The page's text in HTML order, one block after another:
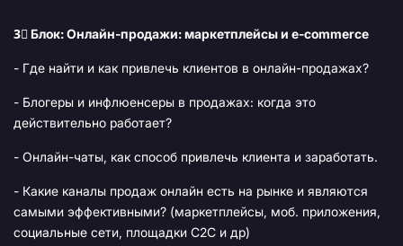
3⃣ Блок: Онлайн-продажи: маркетплейсы и e-commerce
- Где найти и как привлечь клиентов в онлайн-продажах?
- Блогеры и инфлюенсеры в продажах: когда это
действительно работает?
- Онлайн-чаты, как способ привлечь клиента и заработать.
- Какие каналы продаж онлайн есть на рынке и являются
самыми эффективными? (маркетплейсы, моб. приложения,
социальные сети, площадки C2C и др)